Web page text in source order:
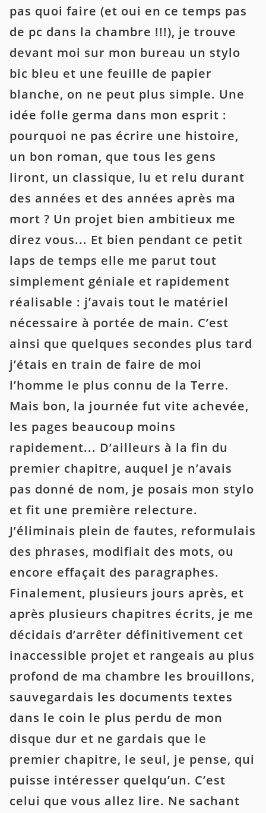
pas quoi faire (et oui en ce temps pas
de pc dans la chambre !!!), je trouve
devant moi sur mon bureau un stylo
bic bleu et une feuille de papier
blanche, on ne peut plus simple. Une
idée folle germa dans mon esprit :
pourquoi ne pas écrire une histoire,
un bon roman, que tous les gens
liront, un classique, lu et relu durant
des années et des années après ma
mort ? Un projet bien ambitieux me
direz vous... Et bien pendant ce petit
laps de temps elle me parut tout
simplement géniale et rapidement
réalisable : j’avais tout le matériel
nécessaire à portée de main. C’est
ainsi que quelques secondes plus tard
j’étais en train de faire de moi
l’homme le plus connu de la Terre.
Mais bon, la journée fut vite achevée,
les pages beaucoup moins
rapidement... D’ailleurs à la fin du
premier chapitre, auquel je n’avais
pas donné de nom, je posais mon stylo
et fit une première relecture.
J’éliminais plein de fautes, reformulais
des phrases, modifiait des mots, ou
encore effaçait des paragraphes.
Finalement, plusieurs jours après, et
après plusieurs chapitres écrits, je me
décidais d’arrêter définitivement cet
inaccessible projet et rangeais au plus
profond de ma chambre les brouillons,
sauvegardais les documents textes
dans le coin le plus perdu de mon
disque dur et ne gardais que le
premier chapitre, le seul, je pense, qui
puisse intéresser quelqu’un. C’est
celui que vous allez lire. Ne sachant